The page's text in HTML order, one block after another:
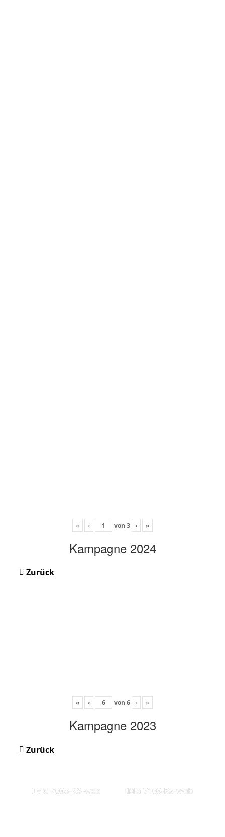
« ‹ von 3 › »
Kampagne 2024
Zurück
« ‹ von 6 › »
Kampagne 2023
Zurück
IMG 7098-KS-web IMG 7109-KS-web